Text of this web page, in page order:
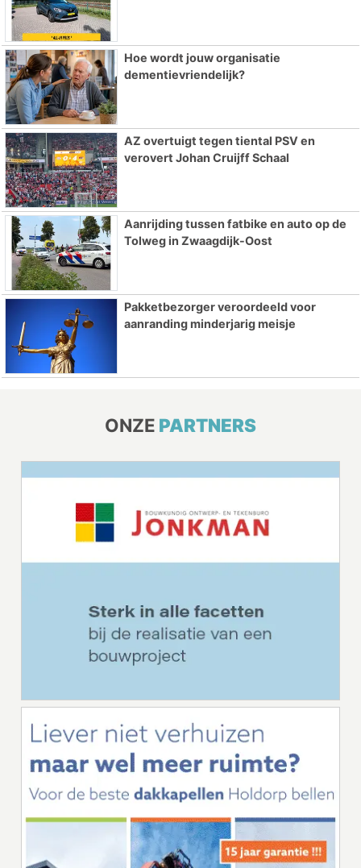
Hoe wordt jouw organisatie
dementievriendelijk?
AZ overtuigt tegen tiental PSV en
verovert Johan Cruijff Schaal
Aanrijding tussen fatbike en auto op de
Tolweg in Zwaagdijk-Oost
Pakketbezorger veroordeeld voor
aanranding minderjarig meisje
ONZE PARTNERS